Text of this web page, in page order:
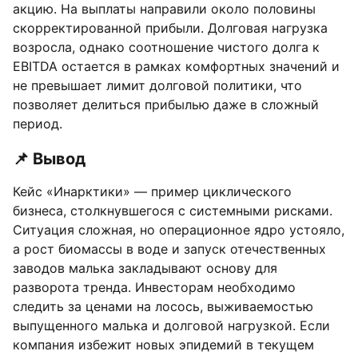
акцию. На выплаты направили около половины
скорректированной прибыли. Долговая нагрузка
возросла, однако соотношение чистого долга к
EBITDA остается в рамках комфортных значений и
не превышает лимит долговой политики, что
позволяет делиться прибылью даже в сложный
период.
📌 Вывод
Кейс «Инарктики» — пример циклического
бизнеса, столкнувшегося с системными рисками.
Ситуация сложная, но операционное ядро устояло,
а рост биомассы в воде и запуск отечественных
заводов малька закладывают основу для
разворота тренда. Инвесторам необходимо
следить за ценами на лосось, выживаемостью
выпущенного малька и долговой нагрузкой. Если
компания избежит новых эпидемий в текущем